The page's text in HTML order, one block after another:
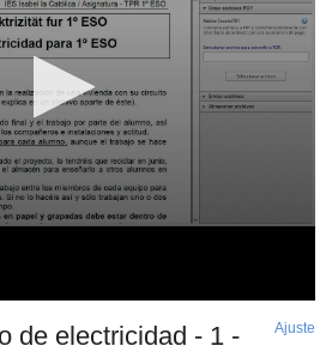
de electricidad - 1 -
Ajuste